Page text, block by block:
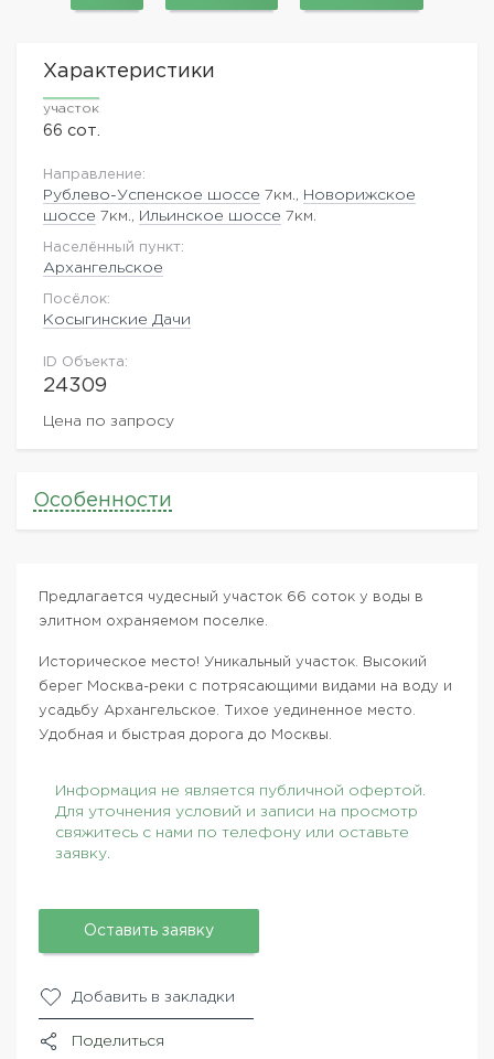
Характеристики
участок
66 сот.
Направление:
Рублево-Успенское шоссе 7км.,
Новорижское
шоссе 7км., Ильинское шоссе 7км.
Населённый пункт:
Архангельское
Посёлок:
Косыгинские Дачи
ID Объекта:
24309
Цена по запросу
Особенности
Предлагается чудесный участок 66 соток у воды в
элитном охраняемом поселке.
Историческое место! Уникальный участок. Высокий
берег Москва-реки с потрясающими видами на воду и
усадьбу Архангельское. Тихое уединенное место.
Удобная и быстрая дорога до Москвы.
Информация не является публичной офертой.
Для уточнения условий и записи на просмотр
свяжитесь с нами по телефону или оставьте
заявку.
Оставить заявку
Добавить в закладки
Поделиться